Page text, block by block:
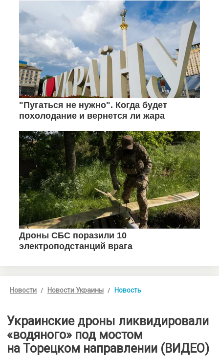
Новости Новости Украины Новость
Украинские дроны ликвидировали
«водяного» под мостом
на Торецком направлении (ВИДЕО)